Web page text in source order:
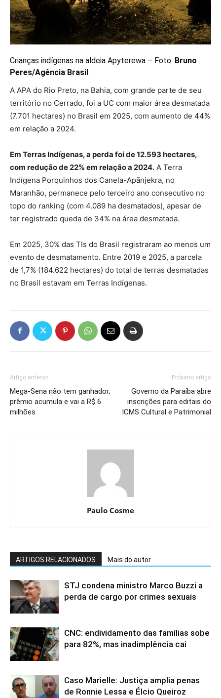
Crianças indígenas na aldeia Apyterewa – Foto: Bruno
Peres/Agência Brasil
A APA do Rio Preto, na Bahia, com grande parte de seu
território no Cerrado, foi a UC com maior área desmatada
(7.701 hectares) no Brasil em 2025, com aumento de 44%
em relação a 2024.
Em Terras Indígenas, a perda foi de 12.593 hectares,
com redução de 22% em relação a 2024. A Terra
Indígena Porquinhos dos Canela-Apãnjekra, no
Maranhão, permanece pelo terceiro ano consecutivo no
topo do ranking (com 4.089 ha desmatados), apesar de
ter registrado queda de 34% na área desmatada.
Em 2025, 30% das TIs do Brasil registraram ao menos um
evento de desmatamento. Entre 2019 e 2025, a parcela
de 1,7% (184.622 hectares) do total de terras desmatadas
no Brasil estavam em Terras Indígenas.
Artigo anterior
Mega-Sena não tem ganhador;
prêmio acumula e vai a R$ 6
milhões
Próximo artigo
Governo da Paraíba abre
inscrições para editais do
ICMS Cultural e Patrimonial
Paulo Cosme
ARTIGOS RELACIONADOS Mais do autor
STJ condena ministro Marco Buzzi a
perda de cargo por crimes sexuais
CNC: endividamento das famílias sobe
para 82%, mas inadimplência cai
Caso Marielle: Justiça amplia penas
de Ronnie Lessa e Élcio Queiroz